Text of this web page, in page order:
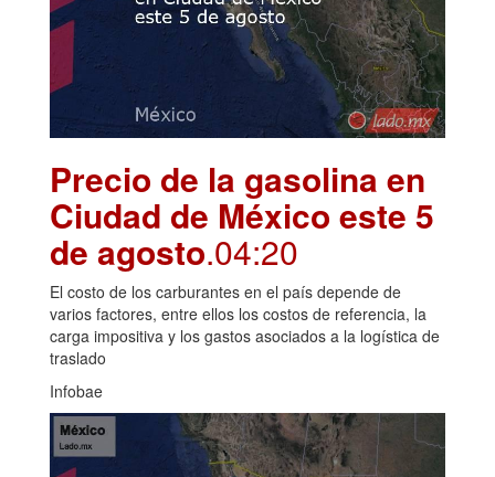
Precio de la gasolina en
Ciudad de México este 5
de agosto.04:20
El costo de los carburantes en el país depende de
varios factores, entre ellos los costos de referencia, la
carga impositiva y los gastos asociados a la logística de
traslado
Infobae